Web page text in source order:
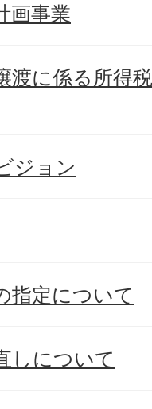
画事業
渡に係る所得
ジョン
指定について
しについて